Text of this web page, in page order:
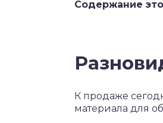
Содержание
К продаже
материала для